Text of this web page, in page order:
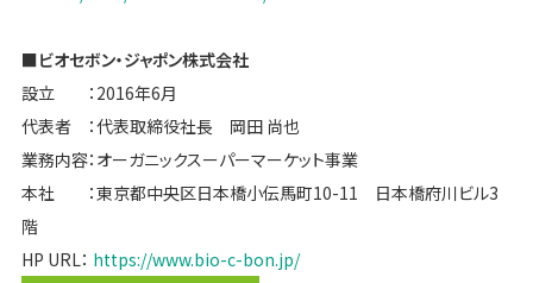
■ビオセボン・ジャポン株式会社
設立 ：2016年6月
代表者 ：代表取締役社長 岡田 尚也
業務内容：オーガニックスーパーマーケット事業
本社 ：東京都中央区日本橋小伝馬町10-11 日本橋府川ビル3
階
HP URL： https://www.bio-c-bon.jp/